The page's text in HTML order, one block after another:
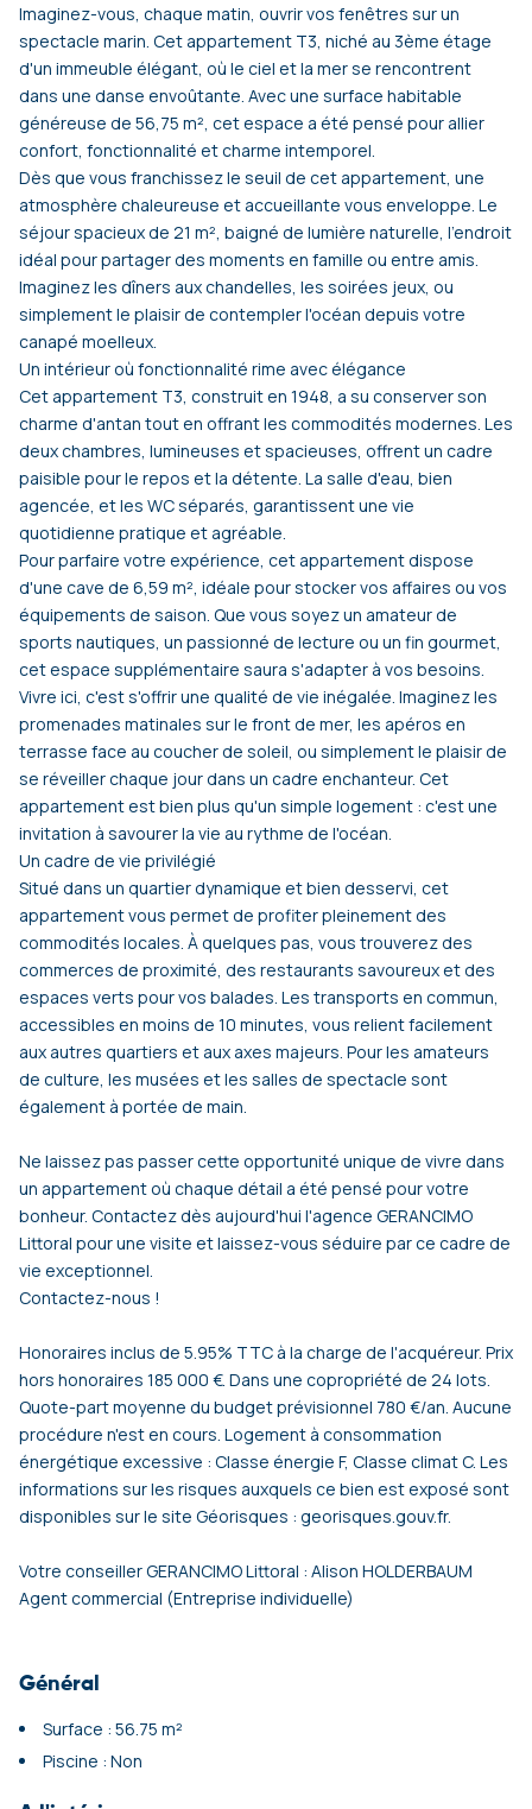
Imaginez-vous, chaque matin, ouvrir vos fenêtres sur un
spectacle marin. Cet appartement T3, niché au 3ème étage
d'un immeuble élégant, où le ciel et la mer se rencontrent
dans une danse envoûtante. Avec une surface habitable
généreuse de 56,75 m², cet espace a été pensé pour allier
confort, fonctionnalité et charme intemporel.
Dès que vous franchissez le seuil de cet appartement, une
atmosphère chaleureuse et accueillante vous enveloppe. Le
séjour spacieux de 21 m², baigné de lumière naturelle, l'endroit
idéal pour partager des moments en famille ou entre amis.
Imaginez les dîners aux chandelles, les soirées jeux, ou
simplement le plaisir de contempler l'océan depuis votre
canapé moelleux.
Un intérieur où fonctionnalité rime avec élégance
Cet appartement T3, construit en 1948, a su conserver son
charme d'antan tout en offrant les commodités modernes. Les
deux chambres, lumineuses et spacieuses, offrent un cadre
paisible pour le repos et la détente. La salle d'eau, bien
agencée, et les WC séparés, garantissent une vie
quotidienne pratique et agréable.
Pour parfaire votre expérience, cet appartement dispose
d'une cave de 6,59 m², idéale pour stocker vos affaires ou vos
équipements de saison. Que vous soyez un amateur de
sports nautiques, un passionné de lecture ou un fin gourmet,
cet espace supplémentaire saura s'adapter à vos besoins.
Vivre ici, c'est s'offrir une qualité de vie inégalée. Imaginez les
promenades matinales sur le front de mer, les apéros en
terrasse face au coucher de soleil, ou simplement le plaisir de
se réveiller chaque jour dans un cadre enchanteur. Cet
appartement est bien plus qu'un simple logement : c'est une
invitation à savourer la vie au rythme de l'océan.
Un cadre de vie privilégié
Situé dans un quartier dynamique et bien desservi, cet
appartement vous permet de profiter pleinement des
commodités locales. À quelques pas, vous trouverez des
commerces de proximité, des restaurants savoureux et des
espaces verts pour vos balades. Les transports en commun,
accessibles en moins de 10 minutes, vous relient facilement
aux autres quartiers et aux axes majeurs. Pour les amateurs
de culture, les musées et les salles de spectacle sont
également à portée de main.
Ne laissez pas passer cette opportunité unique de vivre dans
un appartement où chaque détail a été pensé pour votre
bonheur. Contactez dès aujourd'hui l'agence GERANCIMO
Littoral pour une visite et laissez-vous séduire par ce cadre de
vie exceptionnel.
Contactez-nous !
Honoraires inclus de 5.95% TTC à la charge de l'acquéreur. Prix
hors honoraires 185 000 €. Dans une copropriété de 24 lots.
Quote-part moyenne du budget prévisionnel 780 €/an. Aucune
procédure n'est en cours. Logement à consommation
énergétique excessive : Classe énergie F, Classe climat C. Les
informations sur les risques auxquels ce bien est exposé sont
disponibles sur le site Géorisques : georisques.gouv.fr.
Votre conseiller GERANCIMO Littoral : Alison HOLDERBAUM
Agent commercial (Entreprise individuelle)
Général
Surface : 56.75 m²
Piscine : Non